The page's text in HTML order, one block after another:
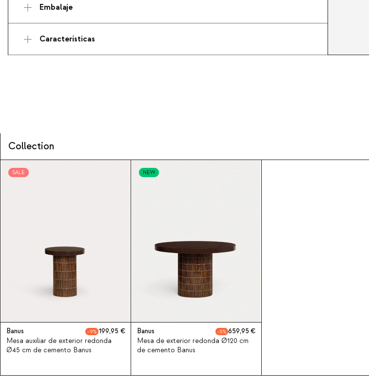
Embalaje
Características
Collection
SALE
Banus 9
199,95
Mesa auxiliar de exterior redonda
Ø45 cm de cemento Banus
NEW
Banus 5
659,95
Mesa de exterior redonda Ø120 cm
de cemento Banus